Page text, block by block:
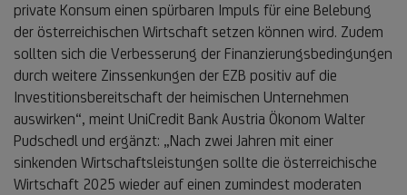
private Konsum einen spürbaren Impuls für eine Belebung
der österreichischen Wirtschaft setzen können wird. Zudem
sollten sich die Verbesserung der Finanzierungsbedingungen
durch weitere Zinssenkungen der EZB positiv auf die
Investitionsbereitschaft der heimischen Unternehmen
auswirken“, meint UniCredit Bank Austria Ökonom Walter
Pudschedl und ergänzt: „Nach zwei Jahren mit einer
sinkenden Wirtschaftsleistungen sollte die österreichische
Wirtschaft 2025 wieder auf einen zumindest moderaten